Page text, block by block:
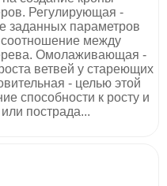
Регулирующая -
заданных параметров
между
Омолаживающая -
ветвей у стареющих
- целью этой
способности к росту и
пострада...